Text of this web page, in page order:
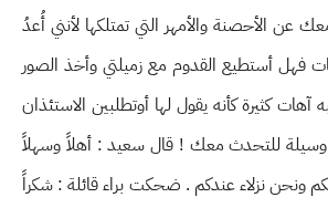
عن الأحصنة والأمهر التي تمتلكها لأنني أُعدُ
فهل أستطيع القدوم مع زميلتي وأخذ الصور
كثيرة كأنه يقول لها أوتطلبين الاستئذان
وسيلة للتحدث معك ! قال سعيد : أهلاً وسهلاً
ونحن نزلاء عندكم . ضحكت براء قائلة : شكراً